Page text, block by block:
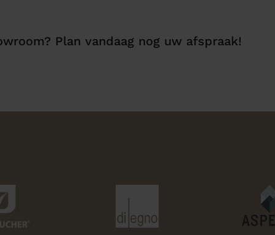
Plan vandaag nog uw afspraak!